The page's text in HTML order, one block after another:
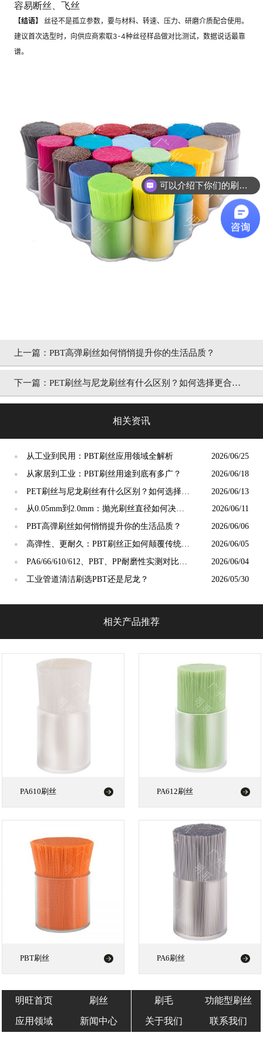
容易断丝、飞丝
【结语】
丝径不是孤立参数，要与材料、转速、压力、研磨介质配合使用。
建议首次选型时，向供应商索取3-4种丝径样品做对比测试，数据说话最靠
谱。
上一篇： PBT高弹刷丝如何悄悄提升你的生活品质？
下一篇： PET刷丝与尼龙刷丝有什么区别？如何选择更合
相关资讯
● 从工业到民用：PBT刷丝应用领域全解析 2026/06/25
● 从家居到工业：PBT刷丝用途到底有多广？ 2026/06/18
●
PET刷丝与尼龙刷丝有什么区别？如何选择更
合适？
2026/06/13
●
从0.05mm到2.0mm：抛光刷丝直径如何决定
抛光精度？
2026/06/11
● PBT高弹刷丝如何悄悄提升你的生活品质？ 2026/06/06
●
高弹性、更耐久：PBT刷丝正如何颠覆传统清
洁工具市场？
2026/06/05
●
PA6/66/610/612、PBT、PP耐磨性实测对比：
谁才是"耐磨之王"？
2026/06/04
● 工业管道清洁刷选PBT还是尼龙？ 2026/05/30
相关产品推荐
PA610刷丝 PA612刷丝
PBT刷丝 PA6刷丝
明旺首页 刷丝 刷毛 功能型刷丝
应用领域 新闻中心 关于我们 联系我们
可以介绍下你们的刷丝吗？